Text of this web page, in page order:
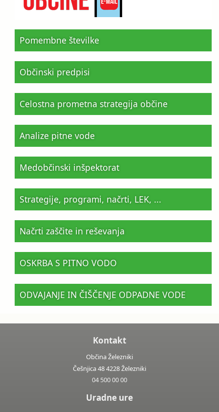
Pomembne številke
Občinski predpisi
Celostna prometna strategija občine
Analize pitne vode
Medobčinski inšpektorat
Strategije, programi, načrti, LEK, ...
Načrti zaščite in reševanja
OSKRBA S PITNO VODO
ODVAJANJE IN ČIŠČENJE ODPADNE VODE
Kontakt
Občina Železniki
Češnjica 48 4228 Železniki
04 500 00 00
Uradne ure